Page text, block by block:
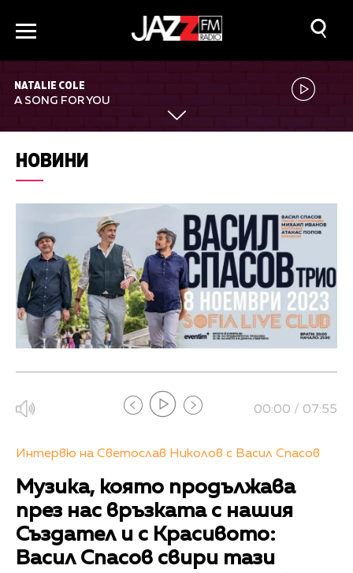
NATALIE COLE
A SONG FOR YOU
НОВИНИ
00:00 / 07:55
Интервю на Светослав Николов с Васил Спасов
Музика, която продължава
през нас връзката с нашия
Създател и с Красивото:
Васил Спасов свири тази